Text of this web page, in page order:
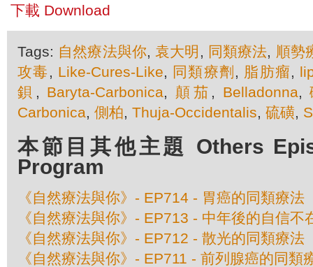
下載 Download
Tags: 自然療法與你,袁大明 , 同類療法, 順勢
攻毒, Like-Cures-Like, 同類療劑 , 脂肪瘤,
鋇 , Baryta-Carbonica, 顛茄 , Belladonna,
Carbonica, 側柏, Thuja-Occidentalis, 硫磺,
本節目其他主題 Others
Program
《自然療法與你》- EP714 - 胃癌的同類療法
《自然療法與你》- EP713 - 中年後的自信不
《自然療法與你》- EP712 - 散光的同類療法
《自然療法與你》- EP711 - 前列腺癌的同類